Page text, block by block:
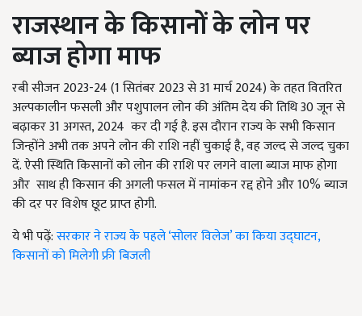
राजस्थान के किसानों के लोन पर
ब्याज होगा माफ
रबी सीजन 2023-24 (1 सितंबर 2023 से 31 मार्च 2024) के तहत वितरित
अल्पकालीन फसली और पशुपालन लोन की अंतिम देय की तिथि 30 जून से
बढ़ाकर 31 अगस्त, 2024 कर दी गई है. इस दौरान राज्य के सभी किसान
जिन्होंने अभी तक अपने लोन की राशि नहीं चुकाई है, वह जल्द से जल्द चुका
दें. ऐसी स्थिति किसानों को लोन की राशि पर लगने वाला ब्याज माफ होगा
और साथ ही किसान की अगली फसल में नामांकन रद्द होने और 10% ब्याज
की दर पर विशेष छूट प्राप्त होगी.
ये भी पढ़ें:सरकार ने राज्य के पहले ‘सोलर विलेज’ का किया उद्घाटन,
किसानों को मिलेगी फ्री बिजली